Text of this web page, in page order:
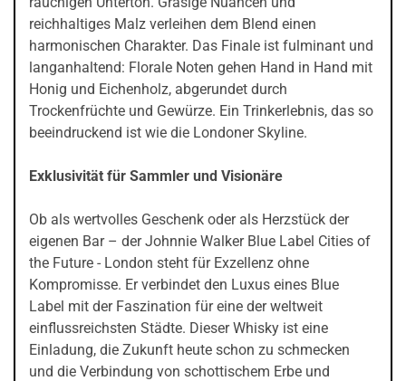
reichhaltiges Malz verleihen dem Blend einen
harmonischen Charakter. Das Finale ist fulminant und
langanhaltend: Florale Noten gehen Hand in Hand mit
Honig und Eichenholz, abgerundet durch
Trockenfrüchte und Gewürze. Ein Trinkerlebnis, das so
beeindruckend ist wie die Londoner Skyline.
Exklusivität für Sammler und Visionäre
Ob als wertvolles Geschenk oder als Herzstück der
eigenen Bar – der Johnnie Walker Blue Label Cities of
the Future - London steht für Exzellenz ohne
Kompromisse. Er verbindet den Luxus eines Blue
Label mit der Faszination für eine der weltweit
einflussreichsten Städte. Dieser Whisky ist eine
Einladung, die Zukunft heute schon zu schmecken
und die Verbindung von schottischem Erbe und